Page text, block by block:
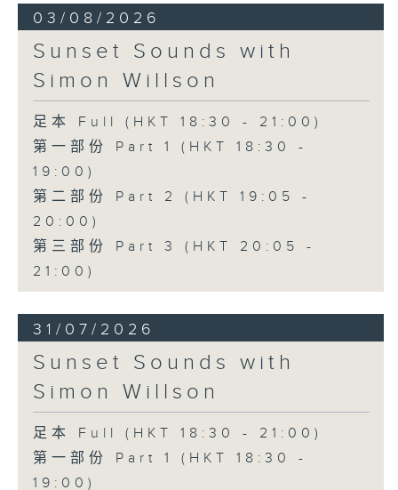
03/08/2026
Sunset Sounds with
Simon Willson
足本 Full (HKT 18:30 - 21:00)
第一部份 Part 1 (HKT 18:30 -
19:00)
第二部份 Part 2 (HKT 19:05 -
20:00)
第三部份 Part 3 (HKT 20:05 -
21:00)
31/07/2026
Sunset Sounds with
Simon Willson
足本 Full (HKT 18:30 - 21:00)
第一部份 Part 1 (HKT 18:30 -
19:00)